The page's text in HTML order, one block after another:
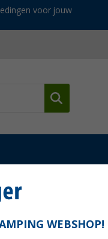
voor jouw
WEBSHOP!